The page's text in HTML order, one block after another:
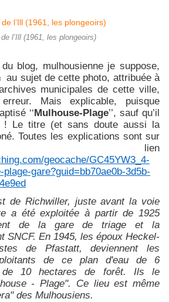
l’Ill (1961, les plongeoirs)
blog, mulhousienne je suppose,
au sujet de cette photo, attribuée à
municipales de cette ville,
Mais explicable, puisque
‘‘Mulhouse-Plage’’, sauf qu’il
! Le titre (et sans doute aussi la
Toutes les explications sont sur
lien
geocache/GC45YW3_4-
gare?guid=bb70ae0b-3d5b-
de Richwiller, juste avant la voie
a été exploitée à partir de 1925
de la gare de triage et la
SNCF. En 1945, les époux Heckel-
de Pfastatt, deviennent les
de ce plan d'eau de 6
de 10 hectares de forêt. Ils le
- Plage". Ce lieu est même
des Mulhousiens.